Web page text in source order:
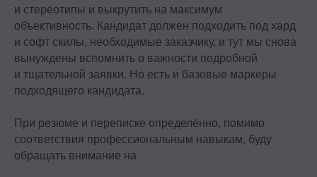
и стереотипы и выкрутить на максимум
объективность. Кандидат должен подходить под хард
и софт скилы, необходимые заказчику, и тут мы снова
вынуждены вспомнить о важности подробной
и тщательной заявки. Но есть и базовые маркеры
подходящего кандидата.
При резюме и переписке определённо, помимо
соответствия профессиональным навыкам, буду
обращать внимание на